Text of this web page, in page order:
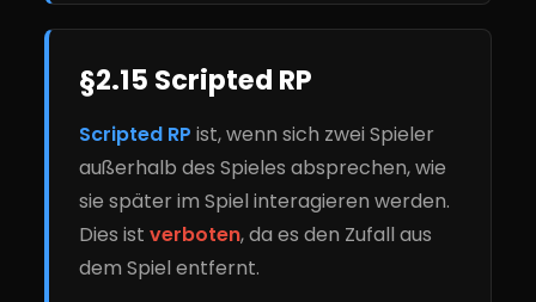
§2.15 Scripted RP
Scripted RP ist, wenn sich zwei Spieler
außerhalb des Spieles absprechen, wie
sie später im Spiel interagieren werden.
Dies istverboten, da es den Zufall aus
dem Spiel entfernt.